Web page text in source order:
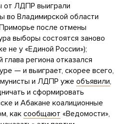
от ЛДПР выиграли
во Владимирской области
после отмены
выборы состоятся заново
не у «Единой России»);
региона отказался
— и выиграет, скорее всего,
и ЛДПР уже объявили,
и сформировать
и Абакане коалиционные
как сообщают «Ведомости»,